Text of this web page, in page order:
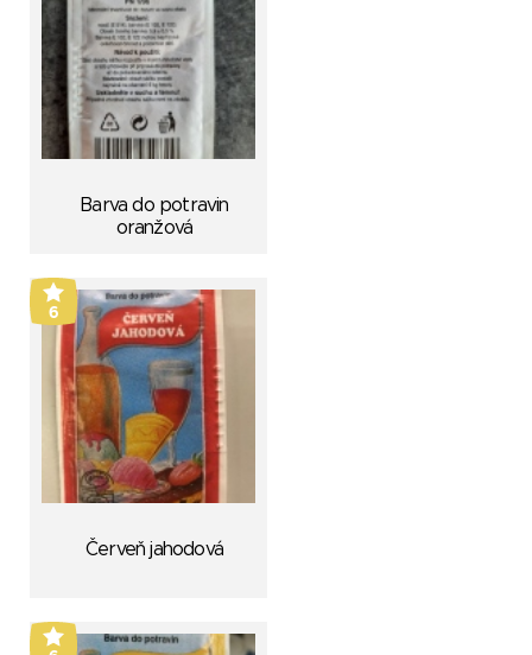
Barva do potravin
oranžová
6
Červeň jahodová